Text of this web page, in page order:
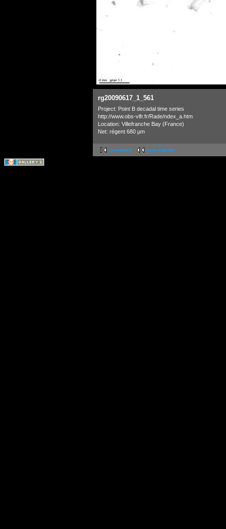
rg20090617_1_561
Project: Point B decadal time series
http://www.obs-vlfr.fr/Rade/ndex_a.htm
Location: Villefranche Bay (France)
Net: régent 680 µm
première précédente